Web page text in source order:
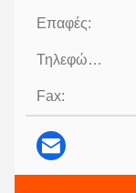
Επαφές:
Τηλεφώνημα:
Fax: